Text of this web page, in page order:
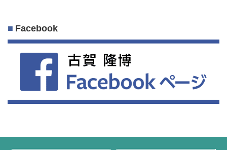
Facebook